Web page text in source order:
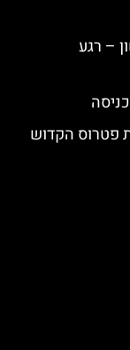
– רגע
פטרוס הקדוש